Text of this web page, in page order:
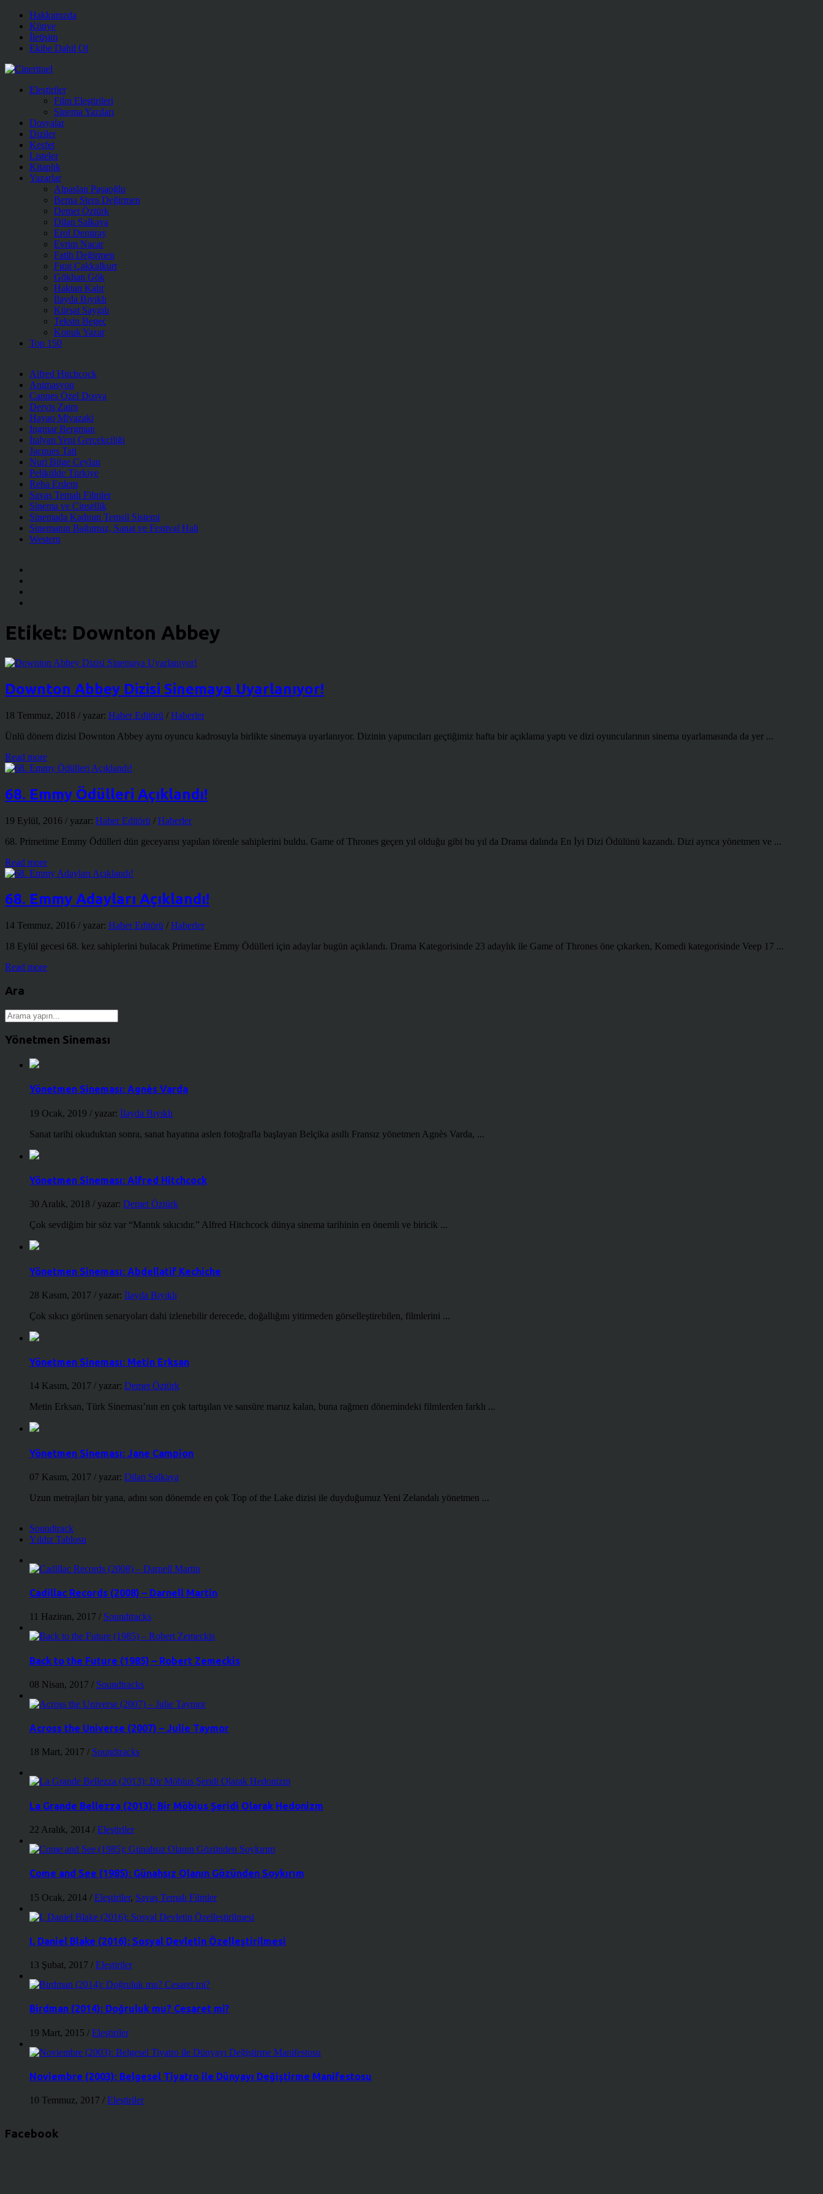
Hakkımızda
Künye
İletişim
Ekibe Dahil Ol
Eleştiriler
Film Eleştirileri
Sinema Yazıları
Dosyalar
Diziler
Keşfet
Listeler
Kitaplık
Yazarlar
Alpaslan Paşaoğlu
Berna Stera Değirmen
Demet Öztürk
Dilan Salkaya
Erol Demiray
Evrim Nacar
Fatih Değirmen
Fırat Çakkalkurt
Gökhan Gök
Haktan Kalır
İlayda Bıyıklı
Kürşat Saygılı
Teksin Begeç
Konuk Yazar
Top 150
Alfred Hitchcock
Animasyon
Cannes Özel Dosya
Derviş Zaim
Hayao Miyazaki
Ingmar Bergman
İtalyan Yeni Gerçekçiliği
Jacques Tati
Nuri Bilge Ceylan
Pelikülde Türkiye
Reha Erdem
Savaş Temalı Filmler
Sinema ve Cinsellik
Sinemada Kadının Temsil Sistemi
Sinemanın Bağımsız, Sanat ve Festival Hali
Western
Etiket: Downton Abbey
Downton Abbey Dizisi Sinemaya Uyarlanıyor!
18 Temmuz, 2018 / yazar: Haber Editörü / Haberler
Ünlü dönem dizisi Downton Abbey aynı oyuncu kadrosuyla birlikte sinemaya uyarlanıyor. Dizinin yapımcıları geçtiğimiz hafta bir açıklama yaptı ve dizi oyuncularının sinema uyarlamasında da yer ...
Read more
68. Emmy Ödülleri Açıklandı!
19 Eylül, 2016 / yazar: Haber Editörü / Haberler
68. Primetime Emmy Ödülleri dün geceyarısı yapılan törenle sahiplerini buldu. Game of Thrones geçen yıl olduğu gibi bu yıl da Drama dalında En İyi Dizi Ödülünü kazandı. Dizi ayrıca yönetmen ve ...
Read more
68. Emmy Adayları Açıklandı!
14 Temmuz, 2016 / yazar: Haber Editörü / Haberler
18 Eylül gecesi 68. kez sahiplerini bulacak Primetime Emmy Ödülleri için adaylar bugün açıklandı. Drama Kategorisinde 23 adaylık ile Game of Thrones öne çıkarken, Komedi kategorisinde Veep 17 ...
Read more
Ara
Yönetmen Sineması
Yönetmen Sineması: Agnès Varda
19 Ocak, 2019 / yazar: İlayda Bıyıklı
Sanat tarihi okuduktan sonra, sanat hayatına aslen fotoğrafla başlayan Belçika asıllı Fransız yönetmen Agnès Varda, ...
Yönetmen Sineması: Alfred Hitchcock
30 Aralık, 2018 / yazar: Demet Öztürk
Çok sevdiğim bir söz var “Mantık sıkıcıdır.” Alfred Hitchcock dünya sinema tarihinin en önemli ve biricik ...
Yönetmen Sineması: Abdellatif Kechiche
28 Kasım, 2017 / yazar: İlayda Bıyıklı
Çok sıkıcı görünen senaryoları dahi izlenebilir derecede, doğallığını yitirmeden görselleştirebilen, filmlerini ...
Yönetmen Sineması: Metin Erksan
14 Kasım, 2017 / yazar: Demet Öztürk
Metin Erksan, Türk Sineması’nın en çok tartışılan ve sansüre maruz kalan, buna rağmen dönemindeki filmlerden farklı ...
Yönetmen Sineması: Jane Campion
07 Kasım, 2017 / yazar: Dilan Salkaya
Uzun metrajları bir yana, adını son dönemde en çok Top of the Lake dizisi ile duyduğumuz Yeni Zelandalı yönetmen ...
Soundtrack
Yıldız Tablosu
Cadillac Records (2008) – Darnell Martin
11 Haziran, 2017 / Soundtracks
Back to the Future (1985) – Robert Zemeckis
08 Nisan, 2017 / Soundtracks
Across the Universe (2007) – Julie Taymor
18 Mart, 2017 / Soundtracks
La Grande Bellezza (2013): Bir Möbius Şeridi Olarak Hedonizm
22 Aralık, 2014 / Eleştiriler
Come and See (1985): Günahsız Olanın Gözünden Soykırım
15 Ocak, 2014 / Eleştiriler, Savaş Temalı Filmler
I, Daniel Blake (2016): Sosyal Devletin Özelleştirilmesi
13 Şubat, 2017 / Eleştiriler
Birdman (2014): Doğruluk mu? Cesaret mi?
19 Mart, 2015 / Eleştiriler
Noviembre (2003): Belgesel Tiyatro ile Dünyayı Değiştirme Manifestosu
10 Temmuz, 2017 / Eleştiriler
Facebook